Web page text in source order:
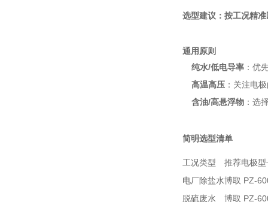
选型建议：按工况精
通用原则
纯水/低电导率 ：优
高温高压 ：关注电
含油/高悬浮物 ：选
简明选型清单
工况类型
推荐电极型
电厂除盐水博取 PZ-
脱硫废水
博取 PZ-